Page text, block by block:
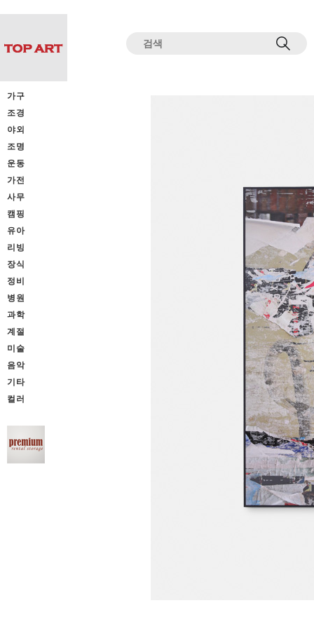
가구
조경
야외
조명
운동
가전
사무
캠핑
유아
리빙
장식
정비
병원
과학
계절
미술
음악
기타
컬러